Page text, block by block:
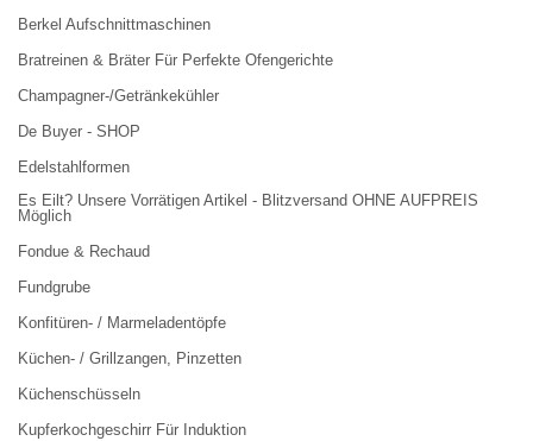
Berkel Aufschnittmaschinen
Bratreinen & Bräter Für Perfekte Ofengerichte
Champagner-/Getränkekühler
De Buyer - SHOP
Edelstahlformen
Es Eilt? Unsere Vorrätigen Artikel - Blitzversand OHNE AUFPREIS
Möglich
Fondue & Rechaud
Fundgrube
Konfitüren- / Marmeladentöpfe
Küchen- / Grillzangen, Pinzetten
Küchenschüsseln
Kupferkochgeschirr Für Induktion